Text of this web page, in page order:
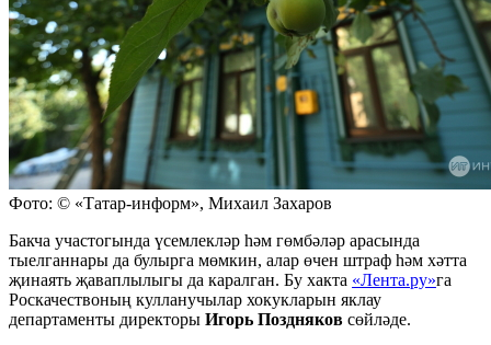
Фото: © «Татар-информ», Михаил Захаров
Бакча участогында үсемлекләр һәм гөмбәләр арасында
тыелганнары да булырга мөмкин, алар өчен штраф һәм хәтта
җинаять җаваплылыгы да каралган. Бу хакта «Лента.ру»га
Роскачествоның кулланучылар хокукларын яклау
департаменты директоры Игорь Поздняков сөйләде.